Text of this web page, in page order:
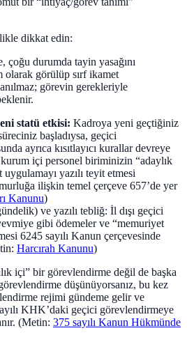
dikkat edin:
çoğu durumda tayin yasağını
olarak görülüp sırf ikamet
görevin gerekleriyle
statü etkisi: Kadroya yeni geçtiğiniz
başladıysa, geçici
ayrıca kısıtlayıcı kurallar devreye
içi personel biriminizin “adaylık
yazılı teyit etmesi
ilişkin temel çerçeve 657’de yer
Kanunu)
ve yazılı tebliğ: İl dışı geçici
gibi ödemeler ve “memuriyet
6245 sayılı Kanun çerçevesinde
Harcırah Kanunu)
içi” bir görevlendirme değil de başka
düşünüyorsanız, bu kez
rejimi gündeme gelir ve
KHK’daki geçici görevlendirmeye
(Metin: 375 sayılı Kanun Hükmünde